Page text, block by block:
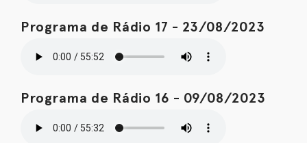
Programa de Rádio 17 - 23/08/2023
Programa de Rádio 16 - 09/08/2023